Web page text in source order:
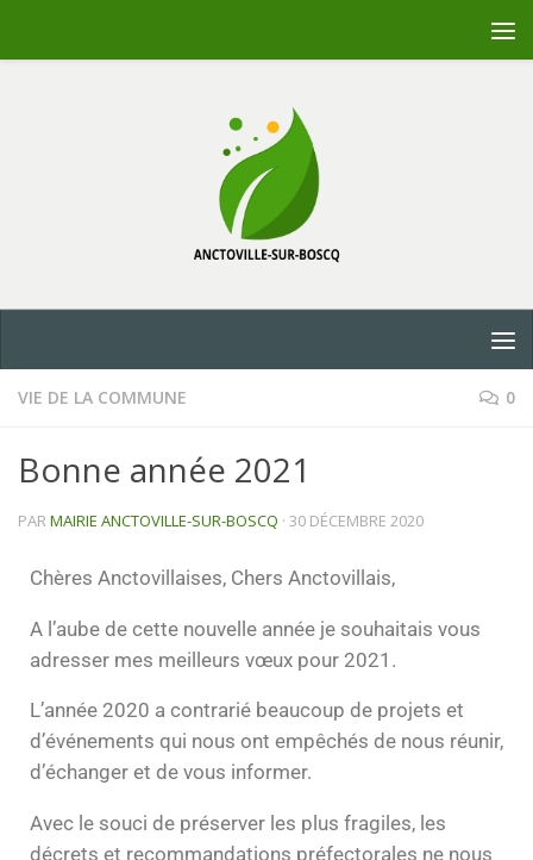
VIE DE LA COMMUNE 0
Bonne année 2021
PARMAIRIE ANCTOVILLE-SUR-BOSCQ · 30 DÉCEMBRE 2020
Chères Anctovillaises, Chers Anctovillais,
A l’aube de cette nouvelle année je souhaitais vous
adresser mes meilleurs vœux pour 2021.
L’année 2020 a contrarié beaucoup de projets et
d’événements qui nous ont empêchés de nous réunir,
d’échanger et de vous informer.
Avec le souci de préserver les plus fragiles, les
décrets et recommandations préfectorales ne nous